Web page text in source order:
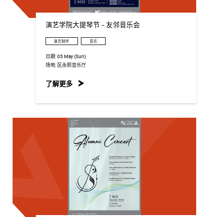
演艺学院大提琴节 - 友邻音乐会
演艺制作 音乐
日期:05 May (Sun)
场地: 区永熙音乐厅
了解更多